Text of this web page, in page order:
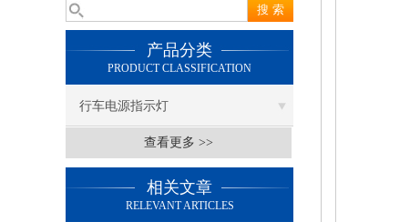
产品分类
PRODUCT CLASSIFICATION
行车电源指示灯
查看更多 >>
相关文章
RELEVANT ARTICLES